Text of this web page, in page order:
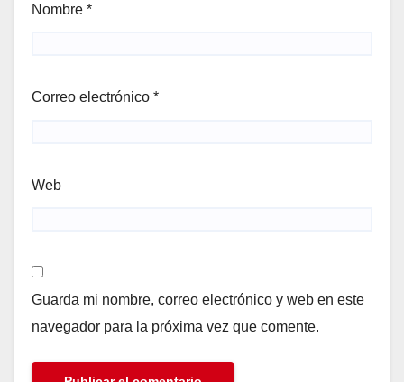
Nombre *
Correo electrónico *
Web
Guarda mi nombre, correo electrónico y web en este
navegador para la próxima vez que comente.